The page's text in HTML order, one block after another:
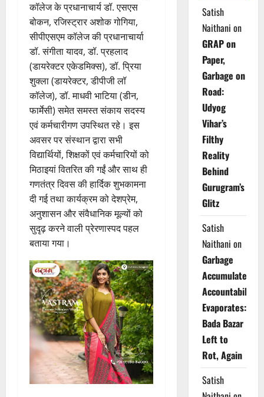
कॉलेज के प्रधानाचार्य डॉ. एसएस
बोकन, रजिस्ट्रार अशोक गोगिया,
सीपीएसएम कॉलेज की प्रधानाचार्या
डॉ. संगीता यादव, डॉ. प्रहलाद
(डायरेक्टर एकेडमिक्स), डॉ. प्रिया
शुक्ला (डायरेक्टर, डीपीजी लॉ
कॉलेज), डॉ. माधवी भाटिया (डीन,
फार्मेसी) समेत समस्त संकाय सदस्य
एवं कर्मचारीगण उपस्थित रहे। इस
अवसर पर संस्थान द्वारा सभी
विद्यार्थियों, शिक्षकों एवं कर्मचारियों को
मिठाइयां वितरित की गईं और साथ ही
गणतंत्र दिवस की हार्दिक शुभकामना
दी गई तथा कार्यक्रम को देशप्रेम,
अनुशासन और संवैधानिक मूल्यों को
सुदृढ़ करने वाली प्रेरणास्पद पहल
बताया गया।
Satish
Naithani on
GRAP on
Paper,
Garbage on
Road:
Udyog
Vihar’s
Filthy
Reality
Behind
Gurugram’s
Glitz
Satish
Naithani on
Garbage
Accumulates,
Accountability
Evaporates:
Bada Bazar
Left to
Rot, Again
Satish